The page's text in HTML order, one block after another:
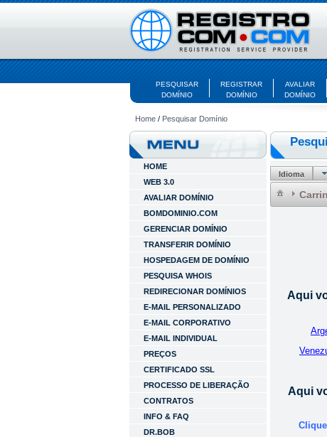
PESQUISAR
DOMÍNIO
REGISTRAR
DOMÍNIO
AVALIAR
DOMÍNIO
Home / Pesquisar Domínio
HOME
WEB 3.0
AVALIAR DOMÍNIO
BOMDOMINIO.COM
GERENCIAR DOMÍNIO
TRANSFERIR DOMÍNIO
HOSPEDAGEM DE DOMÍNIO
PESQUISA WHOIS
REDIRECIONAR DOMÍNIOS
E-MAIL PERSONALIZADO
E-MAIL CORPORATIVO
E-MAIL INDIVIDUAL
PREÇOS
CERTIFICADO SSL
PROCESSO DE LIBERAÇÃO
CONTRATOS
INFO & FAQ
DR.BOB
Idioma
Aqui
Aqui